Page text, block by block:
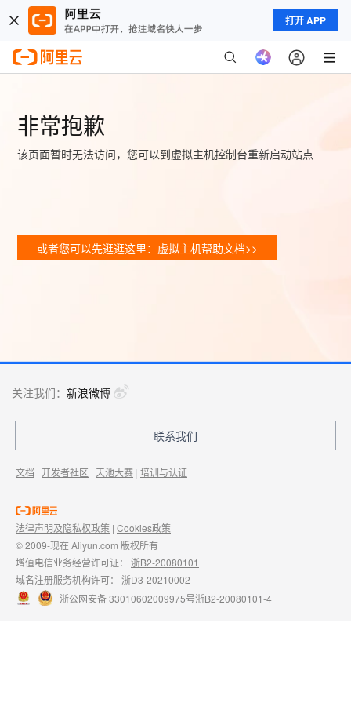
打开 APP
非常抱歉
该页面暂时无法访问，您可以到虚拟主机控制台重新启动站点
或者您可以先逛逛这里：虚拟主机帮助文档>>